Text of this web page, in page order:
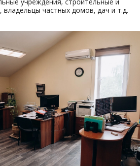
частных домов, дач и т.д.